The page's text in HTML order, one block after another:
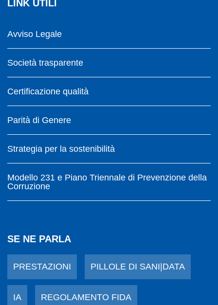
LINK UTILI
Avviso Legale
Società trasparente
Certificazione qualità
Parità di Genere
Strategia per la sostenibilità
Modello 231 e Piano Triennale di Prevenzione della
Corruzione
SE NE PARLA
PRESTAZIONI PILLOLE DI SANI|DATA
IA REGOLAMENTO FIDA